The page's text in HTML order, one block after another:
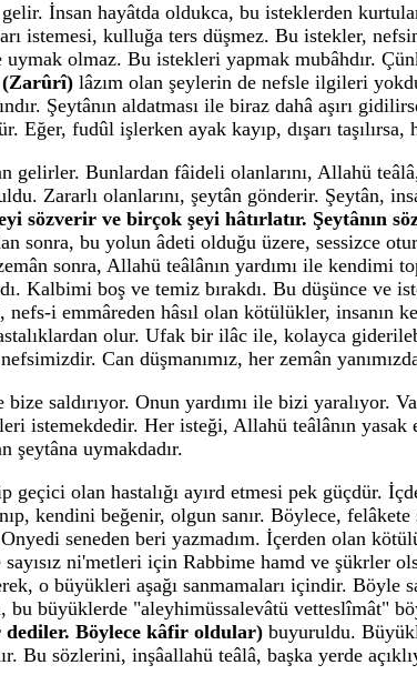
İnsan hayâtda oldukca, bu isteklerden
istemesi, kulluğa ters düşmez. Bu istekler,
olmaz. Bu istekleri yapmak mubâhdır.
(Zarûrî) lâzım olan şeylerin de nefsle ilgileri
Şeytânın aldatması ile biraz dahâ aşırı
Eğer, fudûl işlerken ayak kayıp, dışarı taşılırsa,
gelirler. Bunlardan fâideli olanlarını, Allahü
Zararlı olanlarını, şeytân gönderir. Şeytân,
sözverir ve birçok şeyi hâtırlatır. Şeytânın
sonra, bu yolun âdeti olduğu üzere, sessizce
sonra, Allahü teâlânın yardımı ile kendimi
Kalbimi boş ve temiz bırakdı. Bu düşünce ve
nefs-i emmâreden hâsıl olan kötülükler,
olur. Ufak bir ilâc ile, kolayca
Can düşmanımız, her zemân
bize saldırıyor. Onun yardımı ile bizi
istemekdedir. Her isteği, Allahü teâlânın
şeytâna uymakdadır.
geçici olan hastalığı ayırd etmesi pek güçdür.
kendini beğenir, olgun sanır. Böylece,
Onyedi seneden beri yazmadım. İçerden olan
ni'metleri için Rabbime hamd ve şükrler
o büyükleri aşağı sanmamaları içindir.
büyüklerde "aleyhimüssalevâtü vetteslîmât"
dediler. Böylece kâfir oldular) buyuruldu.
Bu sözlerini, inşâallahü teâlâ, başka yerde